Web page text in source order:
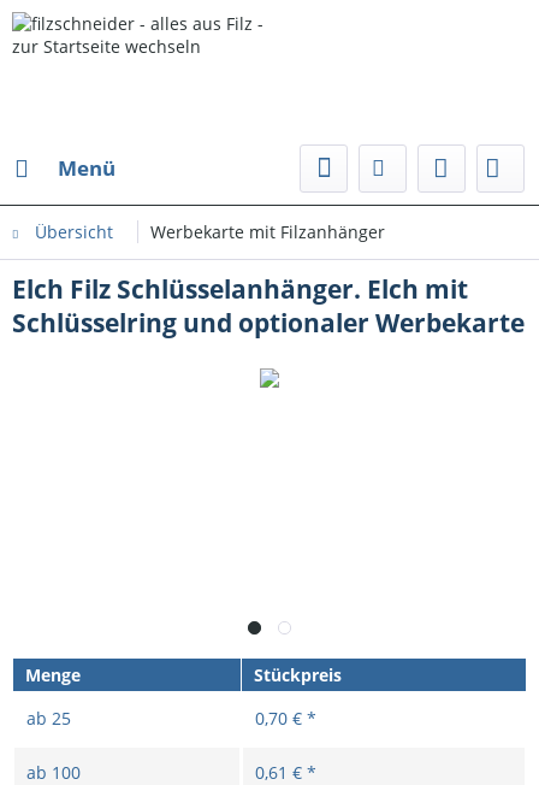
Menü
Übersicht Werbekarte mit Filzanhänger
Elch Filz Schlüsselanhänger. Elch mit
Schlüsselring und optionaler Werbekarte
Menge
Stückpreis
ab 25 0,70 € *
ab 100 0,61 € *